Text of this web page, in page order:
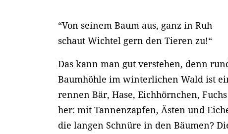
“Von seinem Baum aus, ganz in Ruh
schaut Wichtel gern den Tieren zu!“
Das kann man gut verstehen, denn
Baumhöhle im winterlichen Wald ist
rennen Bär, Hase, Eichhörnchen,
her: mit Tannenzapfen, Ästen und
die langen Schnüre in den Bäumen?